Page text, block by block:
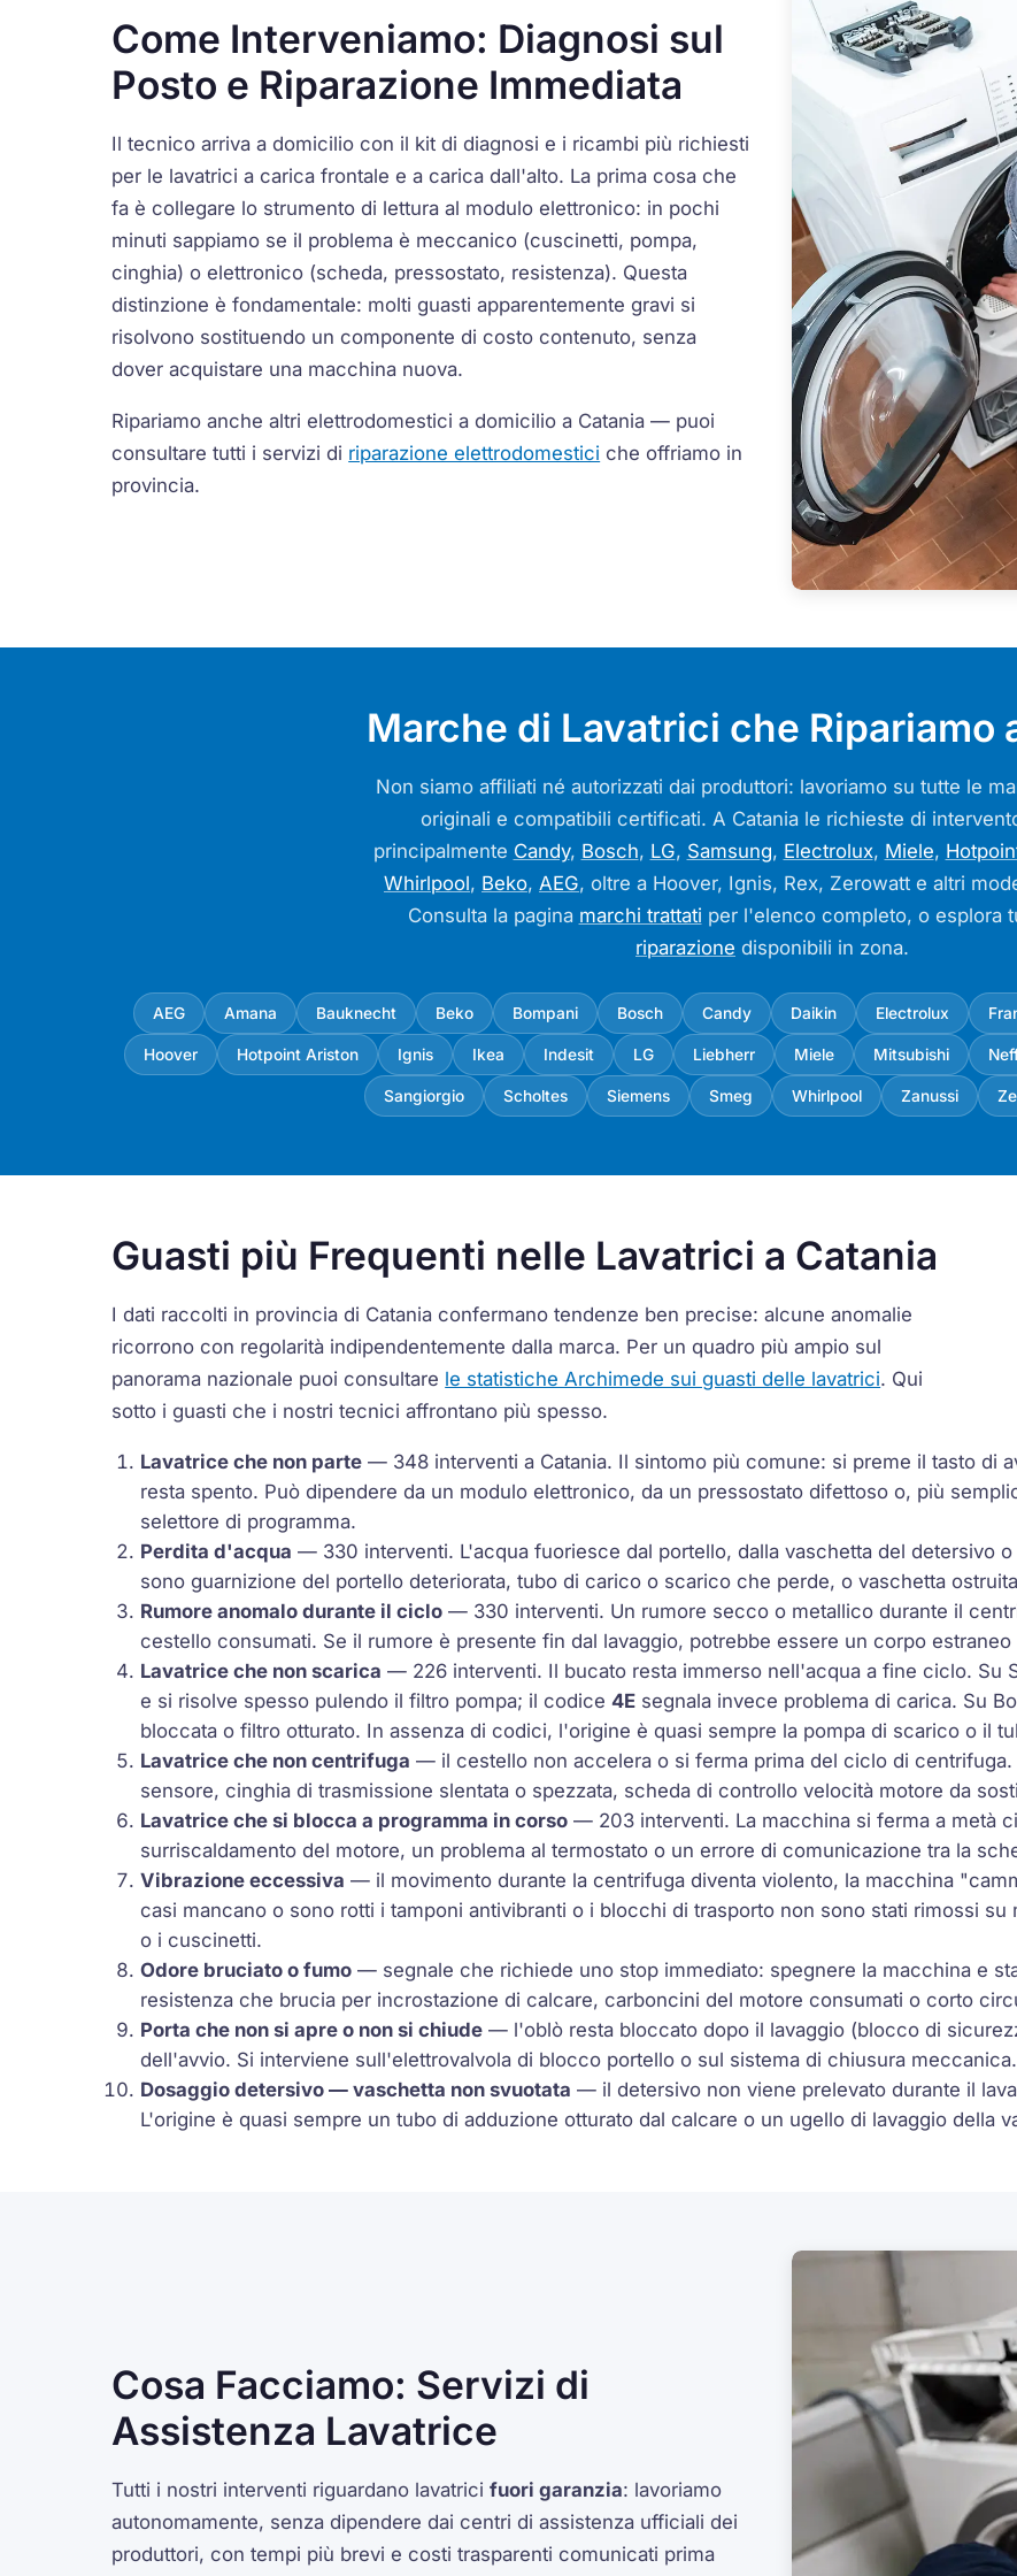
Come Interveniamo: Diagnosi sul
Posto e Riparazione Immediata
Il tecnico arriva a domicilio con il kit di diagnosi e i ricambi più richiesti
per le lavatrici a carica frontale e a carica dall'alto. La prima cosa che
fa è collegare lo strumento di lettura al modulo elettronico: in pochi
minuti sappiamo se il problema è meccanico (cuscinetti, pompa,
cinghia) o elettronico (scheda, pressostato, resistenza). Questa
distinzione è fondamentale: molti guasti apparentemente gravi si
risolvono sostituendo un componente di costo contenuto, senza
dover acquistare una macchina nuova.
Ripariamo anche altri elettrodomestici a domicilio a Catania — puoi
consultare tutti i servizi di riparazione elettrodomestici che offriamo in
provincia.
Marche di Lavatrici che Ripariamo
Non siamo affiliati né autorizzati dai produttori: lavoriamo su tutte le
originali e compatibili certificati. A Catania le richieste di
principalmente Candy, Bosch, LG, Samsung, Electrolux, Miele,
Whirlpool, Beko, AEG, oltre a Hoover, Ignis, Rex, Zerowatt e altri
Consulta la pagina marchi trattati per l'elenco completo, o esplora
riparazione disponibili in zona.
AEG Amana Bauknecht Beko Bompani Bosch Candy Daikin Electrolux
Hoover Hotpoint Ariston Ignis Ikea Indesit LG Liebherr Miele Mitsubishi
Sangiorgio Scholtes Siemens Smeg Whirlpool Zanussi
Guasti più Frequenti nelle Lavatrici a Catania
I dati raccolti in provincia di Catania confermano tendenze ben precise: alcune anomalie
ricorrono con regolarità indipendentemente dalla marca. Per un quadro più ampio sul
panorama nazionale puoi consultare le statistiche Archimede sui guasti delle lavatrici. Qui
sotto i guasti che i nostri tecnici affrontano più spesso.
Lavatrice che non parte — 348 interventi a Catania. Il sintomo più comune: si preme il tasto di
resta spento. Può dipendere da un modulo elettronico, da un pressostato difettoso o, più
selettore di programma.
Perdita d'acqua — 330 interventi. L'acqua fuoriesce dal portello, dalla vaschetta del detersivo
sono guarnizione del portello deteriorata, tubo di carico o scarico che perde, o vaschetta
Rumore anomalo durante il ciclo — 330 interventi. Un rumore secco o metallico durante il
cestello consumati. Se il rumore è presente fin dal lavaggio, potrebbe essere un corpo
Lavatrice che non scarica — 226 interventi. Il bucato resta immerso nell'acqua a fine ciclo. Su
e si risolve spesso pulendo il filtro pompa; il codice4E segnala invece problema di carica. Su
bloccata o filtro otturato. In assenza di codici, l'origine è quasi sempre la pompa di scarico o il
Lavatrice che non centrifuga — il cestello non accelera o si ferma prima del ciclo di
sensore, cinghia di trasmissione slentata o spezzata, scheda di controllo velocità motore da
Lavatrice che si blocca a programma in corso — 203 interventi. La macchina si ferma a metà
surriscaldamento del motore, un problema al termostato o un errore di comunicazione tra la
Vibrazione eccessiva — il movimento durante la centrifuga diventa violento, la macchina
casi mancano o sono rotti i tamponi antivibranti o i blocchi di trasporto non sono stati rimossi
o i cuscinetti.
Odore bruciato o fumo — segnale che richiede uno stop immediato: spegnere la macchina e
resistenza che brucia per incrostazione di calcare, carboncini del motore consumati o corto
Porta che non si apre o non si chiude — l'oblò resta bloccato dopo il lavaggio (blocco di
dell'avvio. Si interviene sull'elettrovalvola di blocco portello o sul sistema di chiusura meccanica.
Dosaggio detersivo — vaschetta non svuotata — il detersivo non viene prelevato durante il
L'origine è quasi sempre un tubo di adduzione otturato dal calcare o un ugello di lavaggio della
Cosa Facciamo: Servizi di
Assistenza Lavatrice
Tutti i nostri interventi riguardano lavatricifuori garanzia: lavoriamo
autonomamente, senza dipendere dai centri di assistenza ufficiali dei
produttori, con tempi più brevi e costi trasparenti comunicati prima